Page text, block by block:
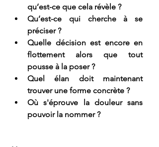
qu’est-ce que cela révèle ?
Qu’est-ce qui cherche à se
préciser ?
Quelle décision est encore en
flottement alors que tout
pousse à la poser ?
Quel élan doit maintenant
trouver une forme concrète ?
Où s'éprouve la douleur sans
pouvoir la nommer ?